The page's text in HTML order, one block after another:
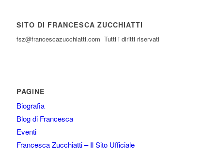
SITO DI FRANCESCA ZUCCHIATTI
fsz@francescazucchiatti.com Tutti i diritti riservati
PAGINE
Biografia
Blog di Francesca
Eventi
Francesca Zucchiatti – Il Sito Ufficiale